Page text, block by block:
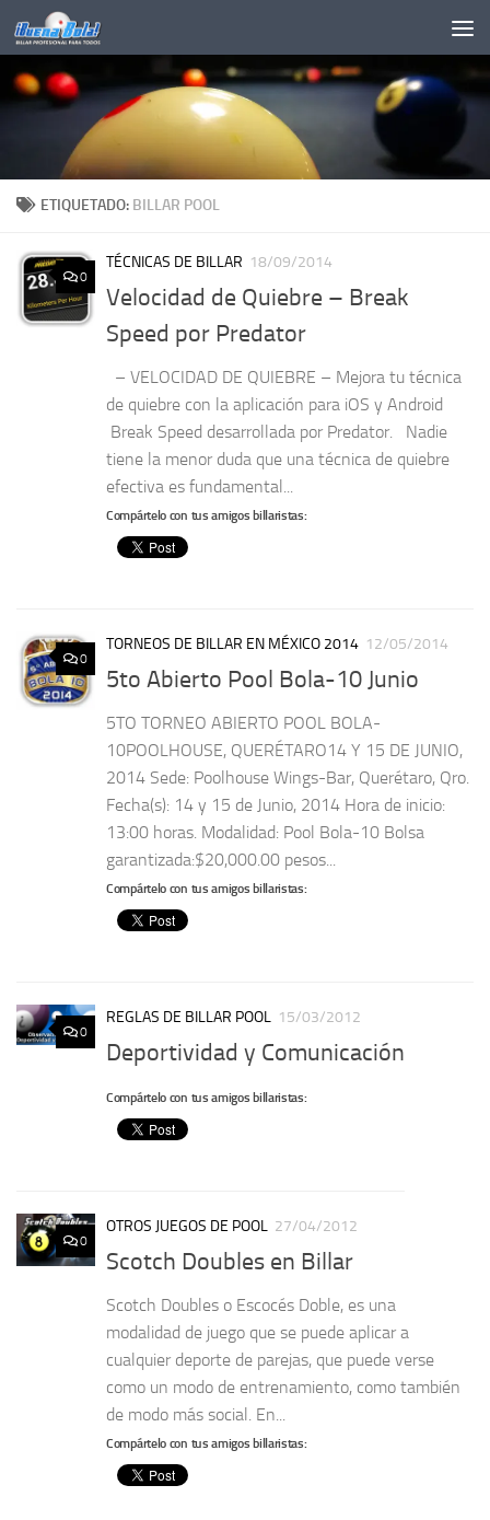
Saltar al contenido
ETIQUETADO: BILLAR POOL
0
TÉCNICAS DE BILLAR 18/09/2014
Velocidad de Quiebre – Break
Speed por Predator
– VELOCIDAD DE QUIEBRE – Mejora tu técnica
de quiebre con la aplicación para iOS y Android
Break Speed desarrollada por Predator. Nadie
tiene la menor duda que una técnica de quiebre
efectiva es fundamental...
Compártelo con tus amigos billaristas:
0
TORNEOS DE BILLAR EN MÉXICO 2014 12/05/2014
5to Abierto Pool Bola-10 Junio
5TO TORNEO ABIERTO POOL BOLA-
10POOLHOUSE, QUERÉTARO14 Y 15 DE JUNIO,
2014 Sede: Poolhouse Wings-Bar, Querétaro, Qro.
Fecha(s): 14 y 15 de Junio, 2014 Hora de inicio:
13:00 horas. Modalidad: Pool Bola-10 Bolsa
garantizada:$20,000.00 pesos...
Compártelo con tus amigos billaristas:
0
REGLAS DE BILLAR POOL 15/03/2012
Deportividad y Comunicación
Compártelo con tus amigos billaristas:
0
OTROS JUEGOS DE POOL 27/04/2012
Scotch Doubles en Billar
Scotch Doubles o Escocés Doble, es una
modalidad de juego que se puede aplicar a
cualquier deporte de parejas, que puede verse
como un modo de entrenamiento, como también
de modo más social. En...
Compártelo con tus amigos billaristas: